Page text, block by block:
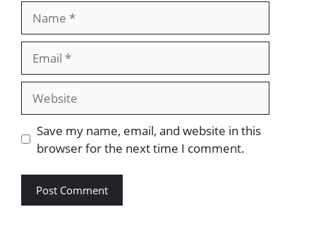
Website
Save my name, email, and website in this
browser for the next time I comment.